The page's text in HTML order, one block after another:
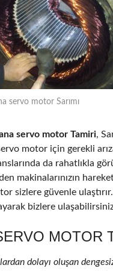
servo motor Sarımı
servo motor Tamiri,
motor için gerekli
da rahatlıkla
makinalarınızın
sizlere güvenle
bizlere
MOTOR
dolayı oluşan